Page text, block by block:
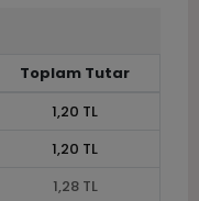
Toplam Tutar
1,20 TL
1,20 TL
1,28 TL